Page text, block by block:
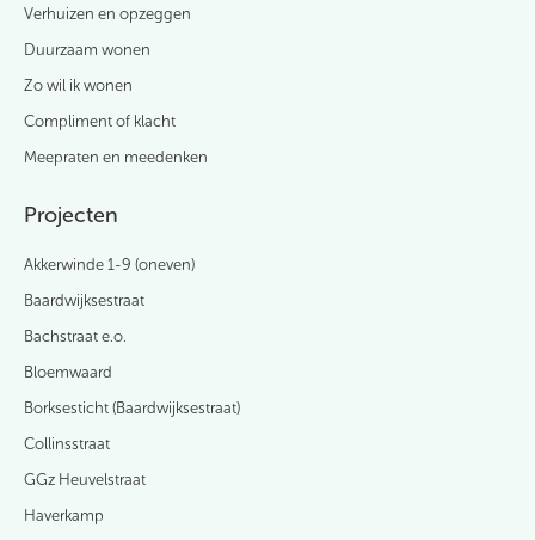
Verhuizen en opzeggen
Duurzaam wonen
Zo wil ik wonen
Compliment of klacht
Meepraten en meedenken
Projecten
Akkerwinde 1-9 (oneven)
Baardwijksestraat
Bachstraat e.o.
Bloemwaard
Borksesticht (Baardwijksestraat)
Collinsstraat
GGz Heuvelstraat
Haverkamp